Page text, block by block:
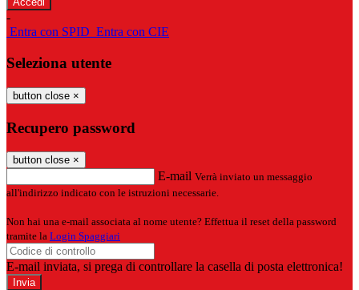
-
Entra con SPID Entra con CIE
Seleziona utente
button close ×
Recupero password
button close ×
E-mail Verrà inviato un messaggio
all'indirizzo indicato con le istruzioni necessarie.
Non hai una e-mail associata al nome utente? Effettua il reset della password
tramite la Login Spaggiari
E-mail inviata, si prega di controllare la casella di posta elettronica!